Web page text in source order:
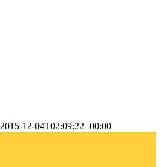
2015-12-04T02:09:22+00:00